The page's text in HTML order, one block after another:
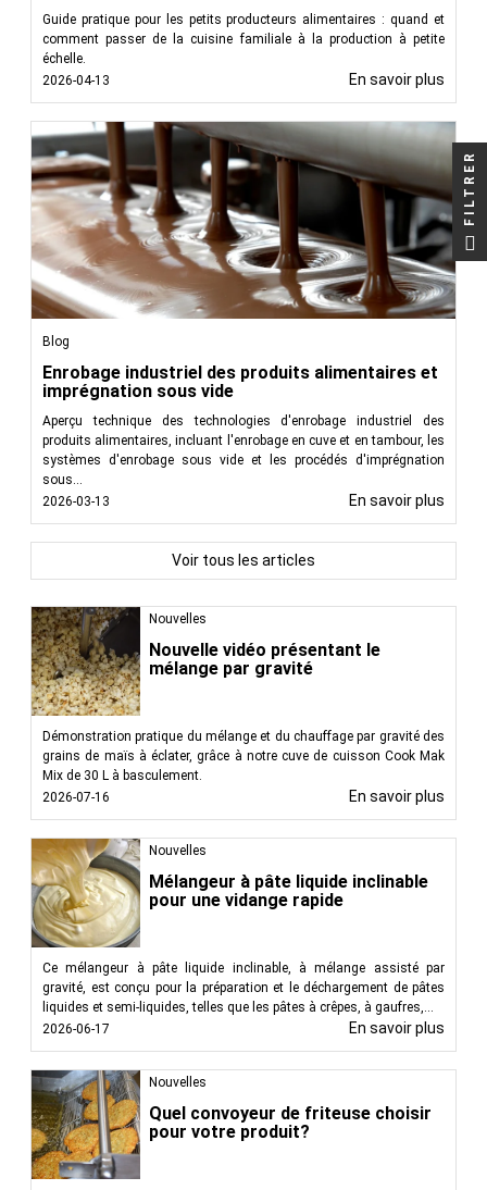
Nouvelles
Nouvelle vidéo présentant le
mélange par gravité
Démonstration pratique du mélange et du chauffage par gravité des
grains de maïs à éclater, grâce à notre cuve de cuisson Cook Mak
Mix de 30 L à basculement.
2026-07-16
En savoir plus
Nouvelles
Mélangeur à pâte liquide inclinable
pour une vidange rapide
Ce mélangeur à pâte liquide inclinable, à mélange assisté par
gravité, est conçu pour la préparation et le déchargement de pâtes
liquides et semi-liquides, telles que les pâtes à crêpes, à gaufres,...
2026-06-17
En savoir plus
Nouvelles
Quel convoyeur de friteuse choisir
pour votre produit?
Guide pratique pour les petits producteurs alimentaires : quand et
comment passer de la cuisine familiale à la production à petite
échelle.
2026-04-13
En savoir plus
Blog
Enrobage industriel des produits alimentaires et
imprégnation sous vide
Aperçu technique des technologies d'enrobage industriel des
produits alimentaires, incluant l'enrobage en cuve et en tambour, les
systèmes d'enrobage sous vide et les procédés d'imprégnation
sous...
2026-03-13
En savoir plus
Voir tous les articles
FILTRER